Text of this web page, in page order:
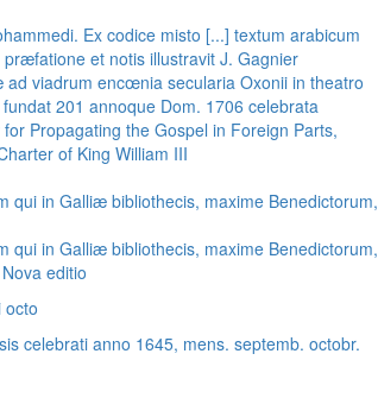
Ex codice misto [...] textum arabicum
et notis illustravit J. Gagnier
viadrum encœnia secularia Oxonii in theatro
201 annoque Dom. 1706 celebrata
Propagating the Gospel in Foreign Parts,
of King William III
qui in Galliæ bibliothecis, maxime Benedictorum,
qui in Galliæ bibliothecis, maxime Benedictorum,
editio
celebrati anno 1645, mens. septemb. octobr.